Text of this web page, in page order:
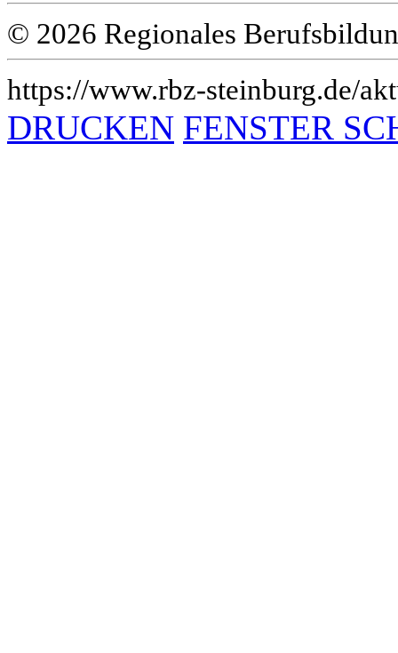
© 2026 Regionales
https://www.rbz-steinburg.de/
DRUCKEN FENSTER